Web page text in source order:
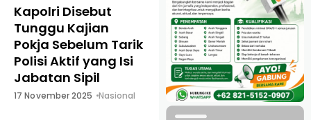
Kapolri Disebut
Tunggu Kajian
Pokja Sebelum Tarik
Polisi Aktif yang Isi
Jabatan Sipil
17 November 2025 Nasional
RUU KUHAP Disebut
Justru Perluas
Wewenang
Kepolisian, Tak
Sejalan Tuntutan
Reformasi Polri